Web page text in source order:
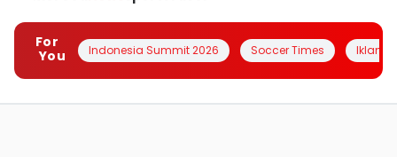
For
You
Indonesia Summit 2026 Soccer Times Iklanin